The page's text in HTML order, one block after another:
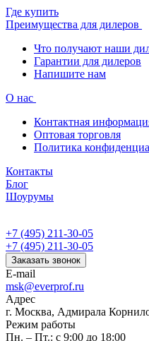
Где купить
Преимущества для дилеров
Что получают наши
Гарантии для дилеров
Напишите нам
О нас
Контактная
Оптовая торговля
Политика
Контакты
Блог
Шоурумы
+7 (495) 211-30-05
+7 (495) 211-30-05
Заказать звонок
E-mail
msk@everprof.ru
Адрес
г. Москва, Адмирала
Режим работы
Пн. – Пт.: с 9:00 до 18:00